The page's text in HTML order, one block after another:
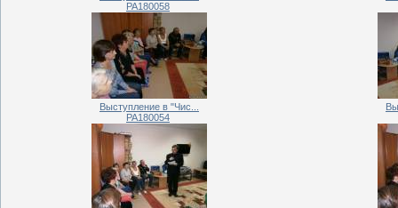
PA180058
Выступление в "Чис...
PA180054